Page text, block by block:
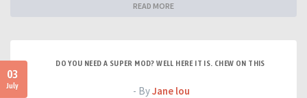
READ MORE
03
July
DO YOU NEED A SUPER MOD? WELL HERE IT IS. CHEW ON THIS
- ByJane lou